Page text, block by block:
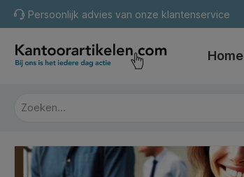
Ga naar de hoofdnavigatie
Persoonlijk advies van onze klantenservice
Home